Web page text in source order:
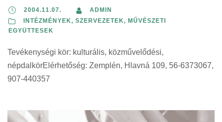
2004.11.07.
ADMIN
INTÉZMÉNYEK, SZERVEZETEK, MŰVÉSZETI
EGYÜTTESEK
Tevékenységi kör: kulturális, közművelődési,
népdalkörElérhetőség: Zemplén, Hlavná 109, 56-6373067,
907-440357